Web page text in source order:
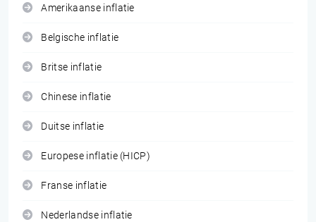
Amerikaanse inflatie
Belgische inflatie
Britse inflatie
Chinese inflatie
Duitse inflatie
Europese inflatie (HICP)
Franse inflatie
Nederlandse inflatie